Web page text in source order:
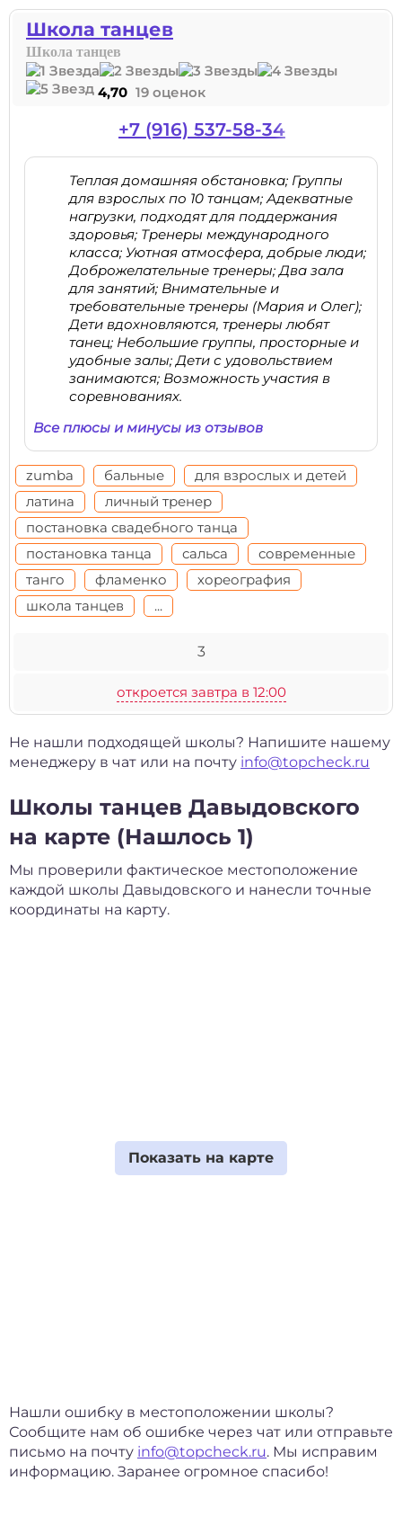
Школа танцев
Школа танцев
4,70 19 оценок
+7 (916) 537-58-34
Теплая домашняя обстановка; Группы
для взрослых по 10 танцам; Адекватные
нагрузки, подходят для поддержания
здоровья; Тренеры международного
класса; Уютная атмосфера, добрые люди;
Доброжелательные тренеры; Два зала
для занятий; Внимательные и
требовательные тренеры (Мария и Олег);
Дети вдохновляются, тренеры любят
танец; Небольшие группы, просторные и
удобные залы; Дети с удовольствием
занимаются; Возможность участия в
соревнованиях.
Все плюсы и минусы из отзывов
zumba бальные
для взрослых и детей
латина
личный тренер
постановка свадебного танца
постановка танца
сальса
современные
танго
фламенко
хореография
школа танцев
...
3
откроется завтра в 12:00
Не нашли подходящей школы? Напишите нашему
менеджеру в чат или на почту info@topcheck.ru
Школы танцев Давыдовского
на карте (Нашлось 1)
Мы проверили фактическое местоположение
каждой школы Давыдовского и нанесли точные
координаты на карту.
Нашли ошибку в местоположении школы?
Сообщите нам об ошибке через чат или отправьте
письмо на почту info@topcheck.ru. Мы исправим
информацию. Заранее огромное спасибо!